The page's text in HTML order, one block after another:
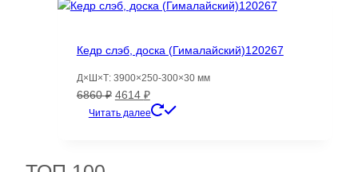
Кедр слэб, доска (Гималайский)120267
Д×Ш×Т: 3900×250-300×30 мм
6860₽ Первоначальная
цена
4614 ₽Текущая
цена:
Читать далее